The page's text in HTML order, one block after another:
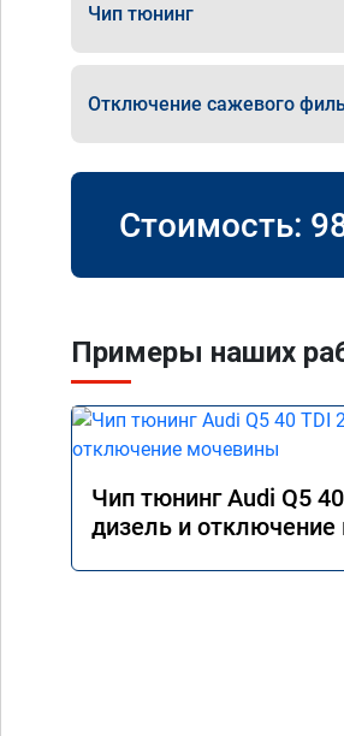
Чип тюнинг
Отключение сажевого
Стоимость:
Примеры наших
Чип тюнинг Audi Q5
дизель и